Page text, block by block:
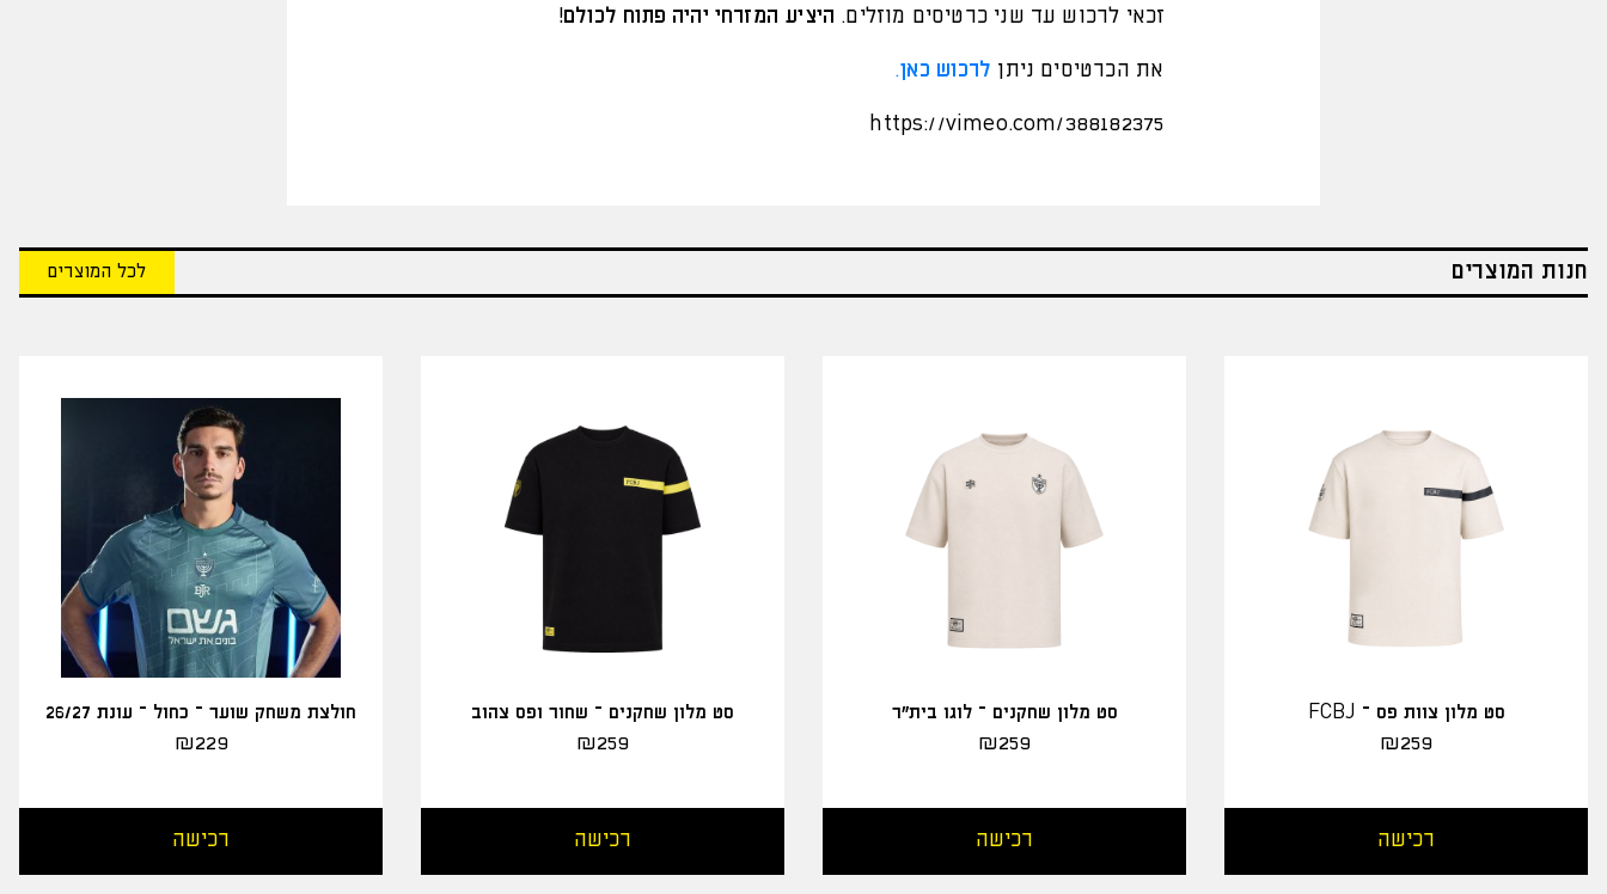
זכאי לרכוש עד שני כרטיסים מוזלים. היציע המזרחי יהיה פתוח לכולם!
את הכרטיסים ניתן לרכוש כאן.
https://vimeo.com/388182375
חנות המוצרים לכל המוצרים
סט מלון צוות פס – FCBJ
₪259
רכישה
סט מלון שחקנים – לוגו בית"ר
₪259
רכישה
סט מלון שחקנים – שחור ופס צהוב
₪259
רכישה
חולצת משחק שוער – כחול – עונת 26/27
₪229
רכישה